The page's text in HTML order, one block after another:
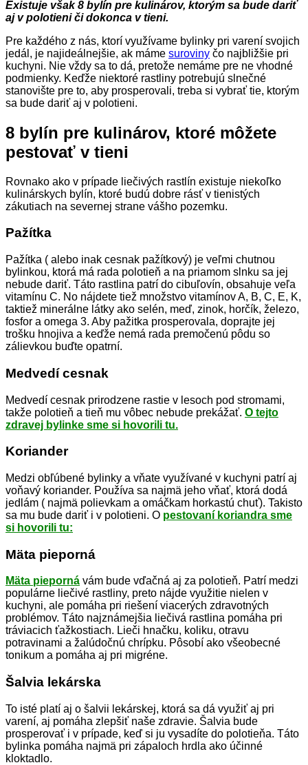
Existuje však 8 bylín pre kulinárov, ktorým sa bude dariť
aj v polotieni či dokonca v tieni.
Pre každého z nás, ktorí využívame bylinky pri varení svojich
jedál, je najideálnejšie, ak máme suroviny čo najbližšie pri
kuchyni. Nie vždy sa to dá, pretože nemáme pre ne vhodné
podmienky. Keďže niektoré rastliny potrebujú slnečné
stanovište pre to, aby prosperovali, treba si vybrať tie, ktorým
sa bude dariť aj v polotieni.
8 bylín pre kulinárov, ktoré môžete
pestovať v tieni
Rovnako ako v prípade liečivých rastlín existuje niekoľko
kulinárskych bylín, ktoré budú dobre rásť v tienistých
zákutiach na severnej strane vášho pozemku.
Pažítka
Pažítka ( alebo inak cesnak pažítkový) je veľmi chutnou
bylinkou, ktorá má rada polotieň a na priamom slnku sa jej
nebude dariť. Táto rastlina patrí do cibuľovín, obsahuje veľa
vitamínu C. No nájdete tiež množstvo vitamínov A, B, C, E, K,
taktiež minerálne látky ako selén, meď, zinok, horčík, železo,
fosfor a omega 3. Aby pažitka prosperovala, doprajte jej
trošku hnojiva a keďže nemá rada premočenú pôdu so
zálievkou buďte opatrní.
Medvedí cesnak
Medvedí cesnak prirodzene rastie v lesoch pod stromami,
takže polotieň a tieň mu vôbec nebude prekážať. O tejto
zdravej bylinke sme si hovorili tu.
Koriander
Medzi obľúbené bylinky a vňate využívané v kuchyni patrí aj
voňavý koriander. Používa sa najmä jeho vňať, ktorá dodá
jedlám ( najmä polievkam a omáčkam horkastú chuť). Takisto
sa mu bude dariť i v polotieni. O pestovaní koriandra sme
si hovorili tu:
Mäta pieporná
Mäta pieporná vám bude vďačná aj za polotieň. Patrí medzi
populárne liečivé rastliny, preto nájde využitie nielen v
kuchyni, ale pomáha pri riešení viacerých zdravotných
problémov. Táto najznámejšia liečivá rastlina pomáha pri
tráviacich ťažkostiach. Lieči hnačku, koliku, otravu
potravinami a žalúdočnú chrípku. Pôsobí ako všeobecné
tonikum a pomáha aj pri migréne.
Šalvia lekárska
To isté platí aj o šalvii lekárskej, ktorá sa dá využiť aj pri
varení, aj pomáha zlepšiť naše zdravie. Šalvia bude
prosperovať i v prípade, keď si ju vysadíte do polotieňa. Táto
bylinka pomáha najmä pri zápaloch hrdla ako účinné
kloktadlo.